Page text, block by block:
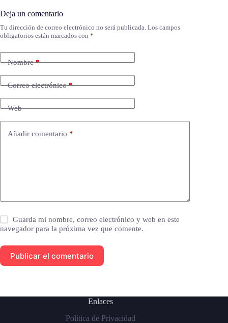
Deja un comentario
Tu dirección de correo electrónico no será publicada. Los campos
obligatorios están marcados con *
Nombre*
Correo electrónico*
Web
Añadir comentario *
Guarda mi nombre, correo electrónico y web en este
navegador para la próxima vez que comente.
Publicar el comentario
Enlaces
Política de Privacidad